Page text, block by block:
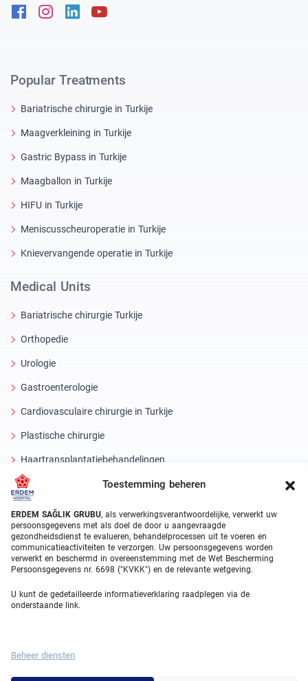
Toestemming beheren
ERDEM SAĞLIK GRUBU, als verwerkingsverantwoordelijke, verwerkt uw
persoonsgegevens met als doel de door u aangevraagde
gezondheidsdienst te evalueren, behandelprocessen uit te voeren en
communicatieactiviteiten te verzorgen. Uw persoonsgegevens worden
verwerkt en beschermd in overeenstemming met de Wet Bescherming
Persoonsgegevens nr. 6698 ("KVKK") en de relevante wetgeving.
U kunt de gedetailleerde informatieverklaring raadplegen via de
onderstaande link.
Beheer diensten
FacebookInstagram
Linkedin
Popular Treatments
Bariatrische chirurgie in Turkije
Maagverkleining in Turkije
Gastric Bypass in Turkije
Maagballon in Turkije
HIFU in Turkije
Meniscusscheuroperatie in Turkije
Knievervangende operatie in Turkije
Medical Units
Bariatrische chirurgie Turkije
Orthopedie
Urologie
Gastroenterologie
Cardiovasculaire chirurgie in Turkije
Plastische chirurgie
Haartransplantatiebehandelingen
Tandheelkundige behandelingen Turkije
Laseroog
About Erdem
Over ons
Medische eenheden